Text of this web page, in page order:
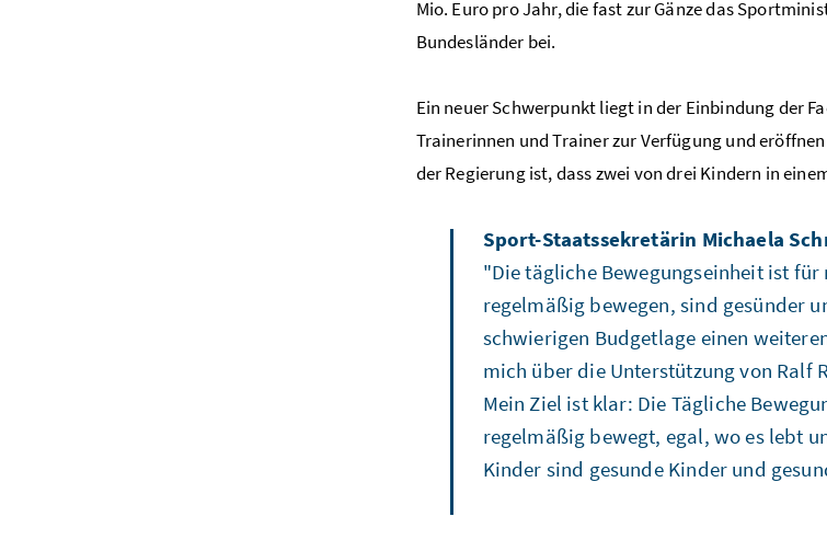
Mio. Euro pro Jahr, die fast zur Gänze das
Bundesländer bei.
Ein neuer Schwerpunkt liegt in der Einbindung der
Trainerinnen und Trainer zur Verfügung und
der Regierung ist, dass zwei von drei Kindern in
Sport-Staatssekretärin Michaela
"Die tägliche Bewegungseinheit ist
regelmäßig bewegen, sind gesünder
schwierigen Budgetlage einen
mich über die Unterstützung von Ralf
Mein Ziel ist klar: Die Tägliche
regelmäßig bewegt, egal, wo es lebt
Kinder sind gesunde Kinder und